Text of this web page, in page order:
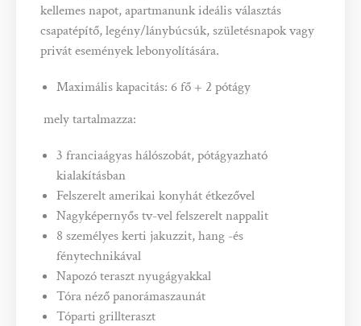
kellemes napot,apartmanunk ideális választás
csapatépítő, legény/lánybúcsúk, születésnapokvagy
privát események lebonyolítására.
Maximális kapacitás: 6 fő + 2 pótágy
mely tartalmazza:
3 franciaágyas hálószobát, pótágyazható
kialakításban
Felszerelt amerikai konyhát étkezővel
Nagyképernyős tv-vel felszerelt nappalit
8 személyes kerti jakuzzit, hang -és
fénytechnikával
Napozó teraszt nyugágyakkal
Tóra néző panorámaszaunát
Tóparti grillteraszt